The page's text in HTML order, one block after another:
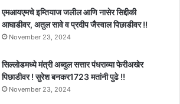
एमआयएमचे इम्तियाज जलील आणि नासेर सिद्दीकी
आघाडीवर, अतुल सावे व प्रदीप जैस्वाल पिछाडीवर !!
November 23, 2024
सिल्लोडमध्ये मंत्री अब्दुल सत्तार पंधराव्या फेरीअखेर
पिछाडीवर ! सुरेश बनकर1723 मतांनी पुढे !!
November 23, 2024